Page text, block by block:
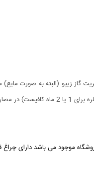
گاز زیپو (البته به صورت
تا مدتها طولانی استفاده کنید.
موجود می باشد دارای